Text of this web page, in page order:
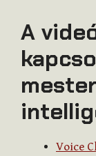
A
Voice